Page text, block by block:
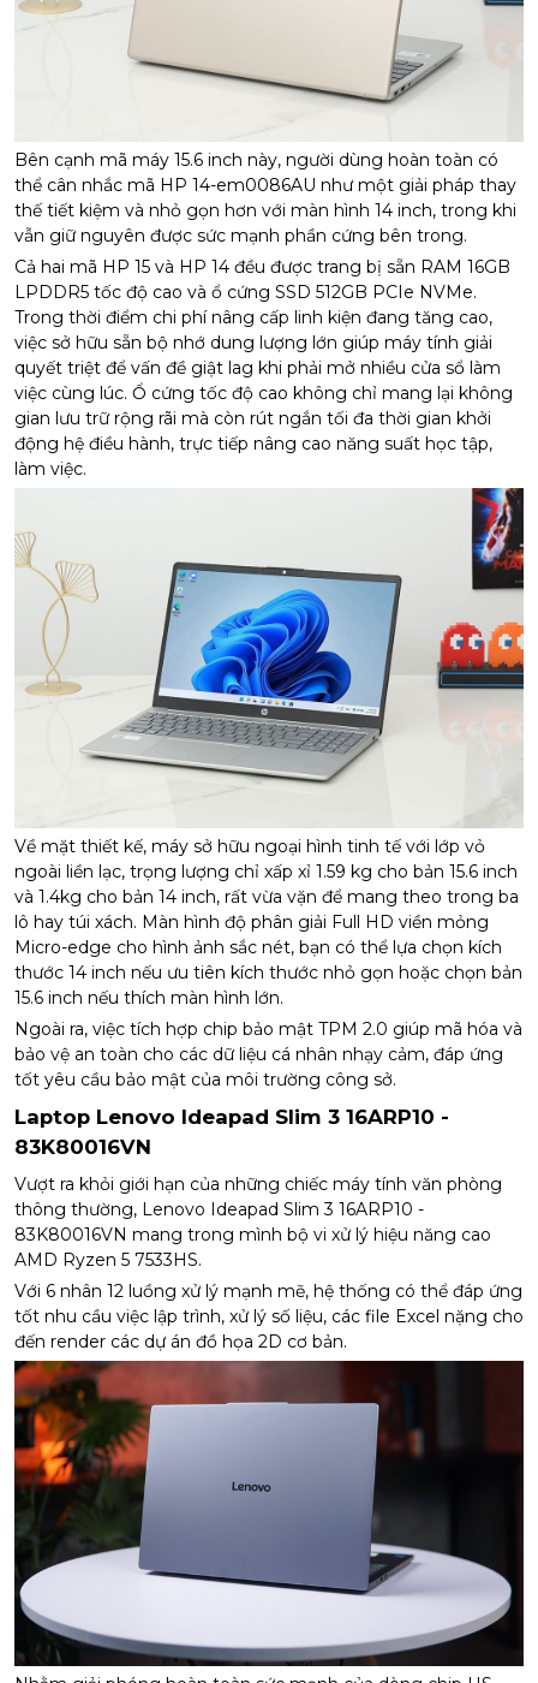
Bên cạnh mã máy 15.6 inch này, người dùng hoàn toàn có
thể cân nhắc mã HP 14-em0086AU như một giải pháp thay
thế tiết kiệm và nhỏ gọn hơn với màn hình 14 inch, trong khi
vẫn giữ nguyên được sức mạnh phần cứng bên trong.
Cả hai mã HP 15 và HP 14 đều được trang bị sẵn RAM 16GB
LPDDR5 tốc độ cao và ổ cứng SSD 512GB PCIe NVMe.
Trong thời điểm chi phí nâng cấp linh kiện đang tăng cao,
việc sở hữu sẵn bộ nhớ dung lượng lớn giúp máy tính giải
quyết triệt để vấn đề giật lag khi phải mở nhiều cửa sổ làm
việc cùng lúc. Ổ cứng tốc độ cao không chỉ mang lại không
gian lưu trữ rộng rãi mà còn rút ngắn tối đa thời gian khởi
động hệ điều hành, trực tiếp nâng cao năng suất học tập,
làm việc.
Về mặt thiết kế, máy sở hữu ngoại hình tinh tế với lớp vỏ
ngoài liền lạc, trọng lượng chỉ xấp xỉ 1.59 kg cho bản 15.6 inch
và 1.4kg cho bản 14 inch, rất vừa vặn để mang theo trong ba
lô hay túi xách. Màn hình độ phân giải Full HD viền mỏng
Micro-edge cho hình ảnh sắc nét, bạn có thể lựa chọn kích
thước 14 inch nếu ưu tiên kích thước nhỏ gọn hoặc chọn bản
15.6 inch nếu thích màn hình lớn.
Ngoài ra, việc tích hợp chip bảo mật TPM 2.0 giúp mã hóa và
bảo vệ an toàn cho các dữ liệu cá nhân nhạy cảm, đáp ứng
tốt yêu cầu bảo mật của môi trường công sở.
Laptop Lenovo Ideapad Slim 3 16ARP10 -
83K80016VN
Vượt ra khỏi giới hạn của những chiếc máy tính văn phòng
thông thường, Lenovo Ideapad Slim 3 16ARP10 -
83K80016VN mang trong mình bộ vi xử lý hiệu năng cao
AMD Ryzen 5 7533HS.
Với 6 nhân 12 luồng xử lý mạnh mẽ, hệ thống có thể đáp ứng
tốt nhu cầu việc lập trình, xử lý số liệu, các file Excel nặng cho
đến render các dự án đồ họa 2D cơ bản.